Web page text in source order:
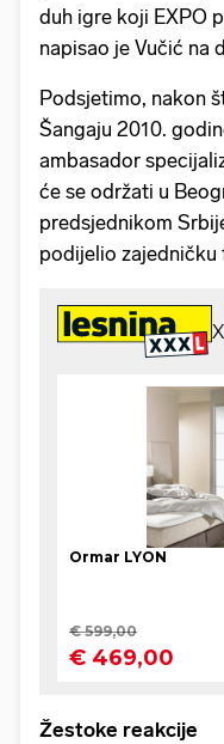
duh igre koji EXPO
napisao je Vučić na
Podsjetimo, nakon
Šangaju 2010.
ambasador
će se održati u
predsjednikom
podijelio
Žestoke reakcije